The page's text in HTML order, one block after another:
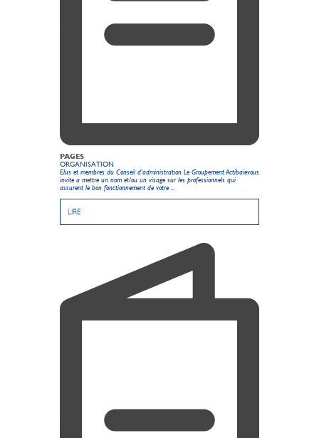
PAGES
ORGANISATION
Elus et membres du Conseil d'administration Le Groupement Actibaievous
invite a mettre un nom et/ou un visage sur les professionnels qui
assurent le bon fonctionnement de votre ...
LIRE